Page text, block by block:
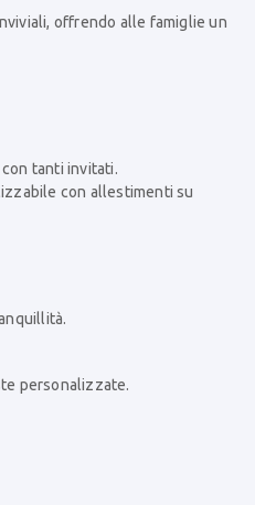
offrendo alle famiglie un
tanti invitati.
con allestimenti su
personalizzate.